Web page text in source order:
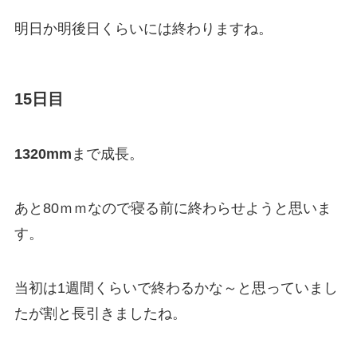
明日か明後日くらいには終わりますね。
15日目
1320mm まで成長。
あと80ｍｍなので寝る前に終わらせようと思いま
す。
当初は1週間くらいで終わるかな～と思っていまし
たが割と長引きましたね。